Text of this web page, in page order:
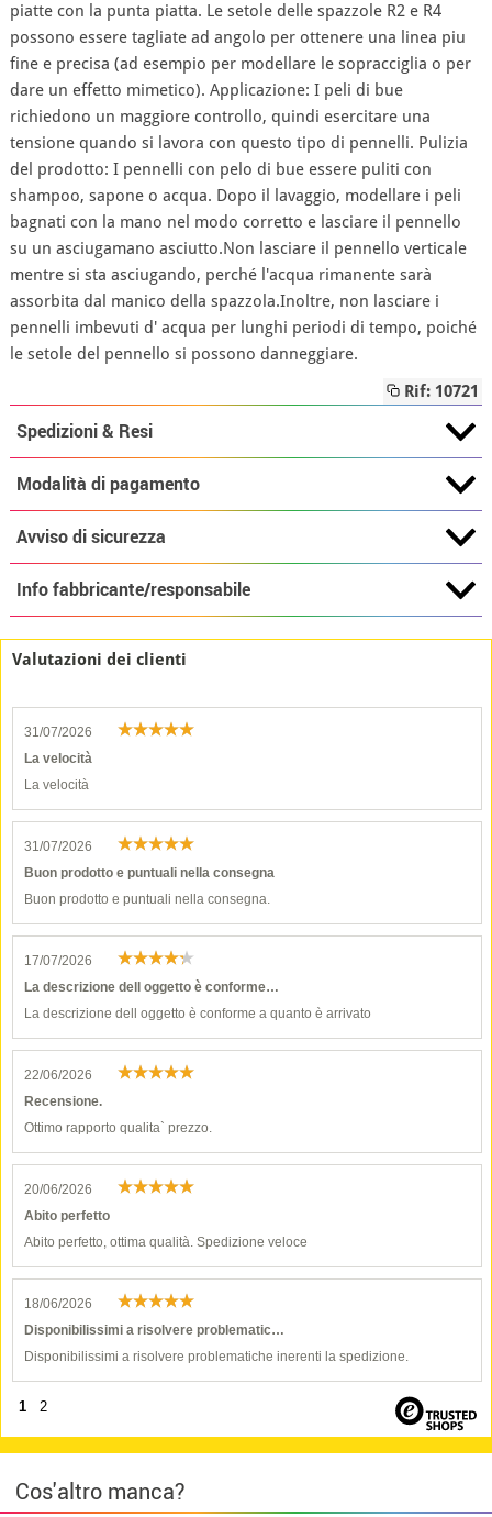
piatte con la punta piatta. Le setole delle spazzole R2 e R4
possono essere tagliate ad angolo per ottenere una linea piu
fine e precisa (ad esempio per modellare le sopracciglia o per
dare un effetto mimetico). Applicazione: I peli di bue
richiedono un maggiore controllo, quindi esercitare una
tensione quando si lavora con questo tipo di pennelli. Pulizia
del prodotto: I pennelli con pelo di bue essere puliti con
shampoo, sapone o acqua. Dopo il lavaggio, modellare i peli
bagnati con la mano nel modo corretto e lasciare il pennello
su un asciugamano asciutto.Non lasciare il pennello verticale
mentre si sta asciugando, perché l'acqua rimanente sarà
assorbita dal manico della spazzola.Inoltre, non lasciare i
pennelli imbevuti d' acqua per lunghi periodi di tempo, poiché
le setole del pennello si possono danneggiare.
Rif: 10721
Spedizioni & Resi
Modalità di pagamento
Avviso di sicurezza
Info fabbricante/responsabile
Valutazioni dei clienti
31/07/2026
La velocità
La velocità
31/07/2026
Buon prodotto e puntuali nella consegna
Buon prodotto e puntuali nella consegna.
17/07/2026
La descrizione dell oggetto è conforme…
La descrizione dell oggetto è conforme a quanto è arrivato
22/06/2026
Recensione.
Ottimo rapporto qualita` prezzo.
20/06/2026
Abito perfetto
Abito perfetto, ottima qualità. Spedizione veloce
18/06/2026
Disponibilissimi a risolvere problematic…
Disponibilissimi a risolvere problematiche inerenti la spedizione.
1 2
Cos'altro manca?